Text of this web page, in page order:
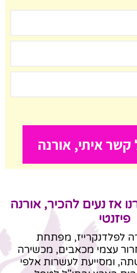
אז נעים להכיר, אורנה
פיזנטי
לפלדנקרייז, מפתחת
עצמי מכאבים, מכשירה
ומסייעת לעשרות אלפי